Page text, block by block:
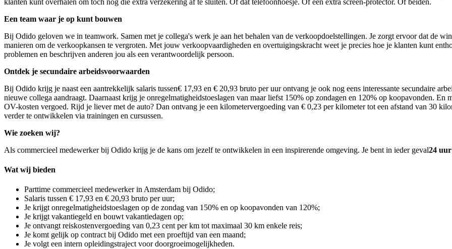
Een team waar je op kunt bouwen
Bij Odido geloven we in teamwork. Samen met je collega's werk je aan het behalen van de verkoopdoelstellingen. Je zorgt ervoor dat de
manieren om de verkoopkansen te vergroten. Met jouw verkoopvaardigheden en overtuigingskracht weet je precies hoe je klanten kunt
problemen en beschrijven anderen jou als een verantwoordelijk persoon.
Ontdek je secundaire arbeidsvoorwaarden
Bij Odido krijg je naast een aantrekkelijk salaris tussen€ 17,93 en € 20,93 bruto per uur ontvang je ook nog eens interessante secundaire
nieuwe collega aandraagt. Daarnaast krijg je onregelmatigheidstoeslagen van maar liefst 150% op zondagen en 120% op koopavonden.
OV-kosten vergoed. Rijd je liever met de auto? Dan ontvang je een kilometervergoeding van € 0,23 per kilometer tot een afstand van 30
verder te ontwikkelen via trainingen en cursussen.
Wie zoeken wij?
Als commercieel medewerker bij Odido krijg je de kans om jezelf te ontwikkelen in een inspirerende omgeving. Je bent in ieder geval24
Wat wij bieden
Parttime commercieel medewerker in Amsterdam bij Odido;
Salaris tussen € 17,93 en € 20,93 bruto per uur;
Je krijgt onregelmatigheidstoeslagen op de zondag van 150% en op koopavonden van 120%;
Je krijgt vakantiegeld en bouwt vakantiedagen op;
Je ontvangt reiskostenvergoeding van 0,23 cent per km tot maximaal 30 km enkele reis;
Je komt gelijk op contract bij Odido met een proeftijd van een maand;
Je volgt een intern opleidingstraject voor doorgroeimogelijkheden.